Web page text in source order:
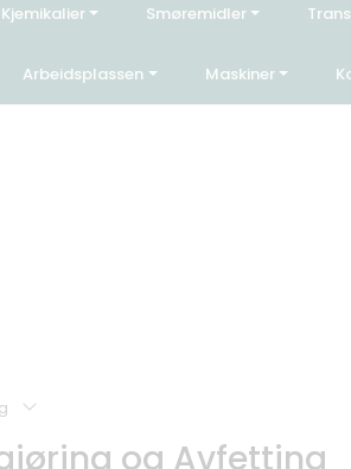
Hei,
oss | FAQ
Kjemikalier Smøremidler
Arbeidsplassen Maskiner
og Avfetting